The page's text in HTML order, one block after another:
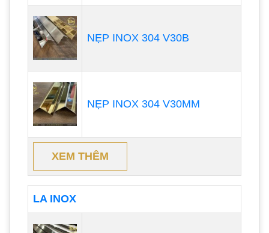
NẸP INOX 304 V30B
NẸP INOX 304 V30MM
XEM THÊM
LA INOX